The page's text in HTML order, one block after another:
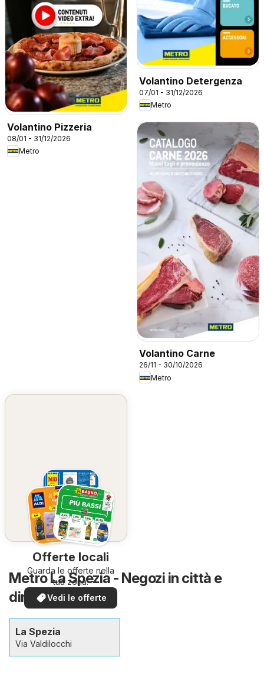
Volantino Pizzeria
08/01 - 31/12/2026
Metro
Volantino Detergenza
07/01 - 31/12/2026
Metro
Volantino Carne
26/11 - 30/10/2026
Metro
Offerte locali
Guarda le offerte nella
tua zona!
Vedi le offerte
Metro La Spezia - Negozi in città e
dintorni
La Spezia
Via Valdilocchi